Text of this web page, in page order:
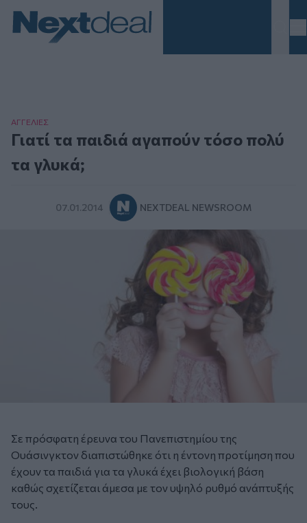
ΑΓΓΕΛΙΕΣ
Γιατί τα παιδιά αγαπούν τόσο πολύ
τα γλυκά;
07.01.2014 NEXTDEAL NEWSROOM
Σε πρόσφατη έρευνα του Πανεπιστημίου της
Ουάσινγκτον διαπιστώθηκε ότι η έντονη προτίμηση που
έχουν τα παιδιά για τα γλυκά έχει βιολογική βάση
καθώς σχετίζεται άμεσα με τον υψηλό ρυθμό ανάπτυξής
τους.